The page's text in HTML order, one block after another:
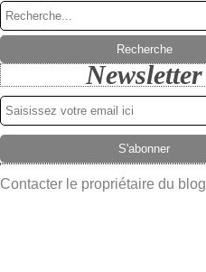
Newsletter
Contacter le propriétaire du blog